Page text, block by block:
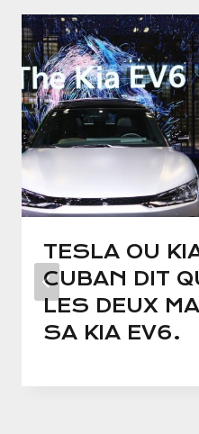
TESLA OU
CUBAN DIT
LES DEUX
SA KIA EV6.